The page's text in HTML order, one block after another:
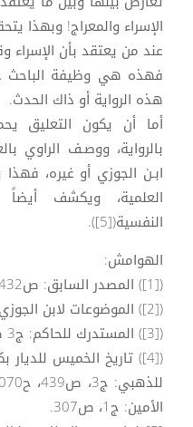
الإسراء والمعراج! وبهذا
عند من يعتقد بأن
فهذه هي وظيفة الباحث
هذه الرواية أو ذاك الحدث.
أما أن يكون التعليق
بالرواية، ووصـف الراوي
ابـن الجوزي أو غيره،
العلمية، ويكشف
النفسية([5]).
الهوامش:
([1]) المصدر السابق: ص432.
([2]) الموضوعات لابن الجوزي: ج1 ص412 ــ 413.
([3]) المستدرك للحاكم: ج3 ص156.
الأمين: ج1، ص307.